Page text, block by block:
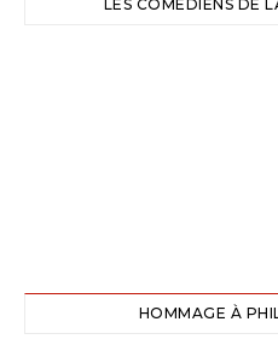
LES COMÉDIENS DE
HOMMAGE À